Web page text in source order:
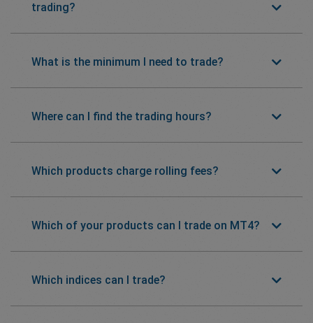
trading?
What is the minimum I need to trade?
Where can I find the trading hours?
Which products charge rolling fees?
Which of your products can I trade on MT4?
Which indices can I trade?